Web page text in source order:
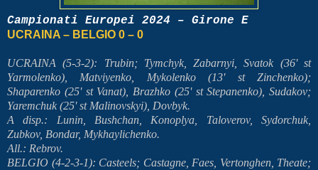
Campionati Europei 2024 – Girone E
UCRAINA – BELGIO 0 – 0
UCRAINA (5-3-2): Trubin; Tymchyk, Zabarnyi, Svatok (36' st
Yarmolenko), Matviyenko, Mykolenko (13' st Zinchenko);
Shaparenko (25' st Vanat), Brazhko (25' st Stepanenko), Sudakov;
Yaremchuk (25' st Malinovskyi), Dovbyk.
A disp.: Lunin, Bushchan, Konoplya, Taloverov, Sydorchuk,
Zubkov, Bondar, Mykhaylichenko.
All.: Rebrov.
BELGIO (4-2-3-1): Casteels; Castagne, Faes, Vertonghen, Theate;